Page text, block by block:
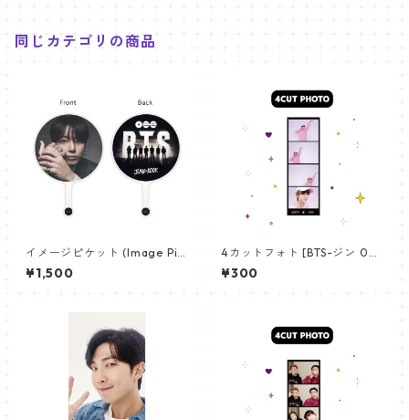
同じカテゴリの商品
イメージピケット (Image Pic
ket) うちわ - ジョングク (JU
NGKOOK_19)
¥1,500
4カットフォト [BTS-ジン 02]
4CUT PHOTO BTS-JIN 02
¥300